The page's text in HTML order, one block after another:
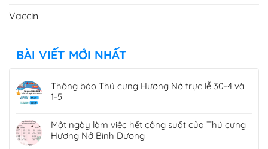
Vaccin
BÀI VIẾT MỚI NHẤT
Thông báo Thú cưng Hương Nở trực lễ 30-4 và
1-5
Một ngày làm việc hết công suất của Thú cưng
Hương Nở Bình Dương